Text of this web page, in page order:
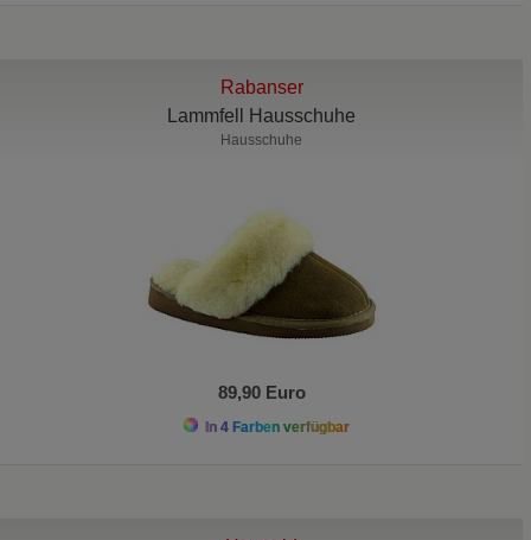
Rabanser
Lammfell Hausschuhe
Hausschuhe
89,90 Euro
In 4 Farben verfügbar